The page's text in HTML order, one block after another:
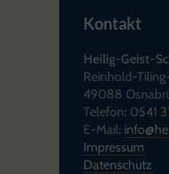
Kontakt
Heilig-Geist-
Reinhold-
49088
Telefon: 0541
E-Mail:
Impressum
Datenschutz